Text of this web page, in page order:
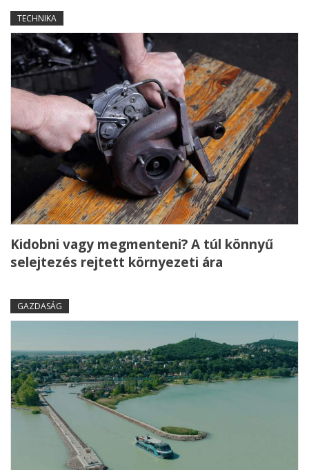
TECHNIKA
Kidobni vagy megmenteni? A túl könnyű
selejtezés rejtett környezeti ára
GAZDASÁG